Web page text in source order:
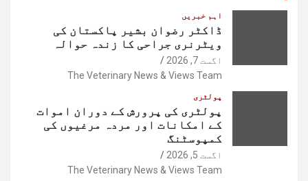
اہم خبریں
ڈاکٹر رضوان بشیر پاکستان کی
ویٹرنری جراحی کا زندہ حوالہ
اگست 7, 2026
The Veterinary News & Views Team
پولٹری
پولٹری کی پرورش کے دوران اموات
کے امکانات اور مردہ مرغیوں کی
کمپوسٹنگ
اگست 5, 2026
The Veterinary News & Views Team